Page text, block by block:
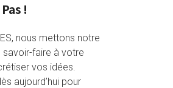
!
nous mettons notre
faire à votre
vos idées.
aujourd’hui pour